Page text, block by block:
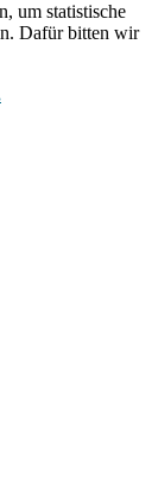
um statistische
Dafür bitten wir